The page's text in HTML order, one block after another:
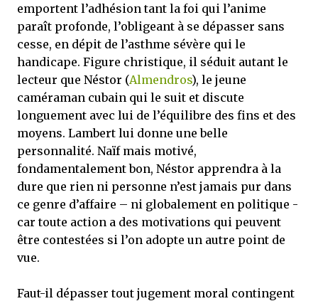
emportent l’adhésion tant la foi qui l’anime
paraît profonde, l’obligeant à se dépasser sans
cesse, en dépit de l’asthme sévère qui le
handicape. Figure christique, il séduit autant le
lecteur que Néstor (Almendros), le jeune
caméraman cubain qui le suit et discute
longuement avec lui de l’équilibre des fins et des
moyens. Lambert lui donne une belle
personnalité. Naïf mais motivé,
fondamentalement bon, Néstor apprendra à la
dure que rien ni personne n’est jamais pur dans
ce genre d’affaire – ni globalement en politique -
car toute action a des motivations qui peuvent
être contestées si l’on adopte un autre point de
vue.
Faut-il dépasser tout jugement moral contingent